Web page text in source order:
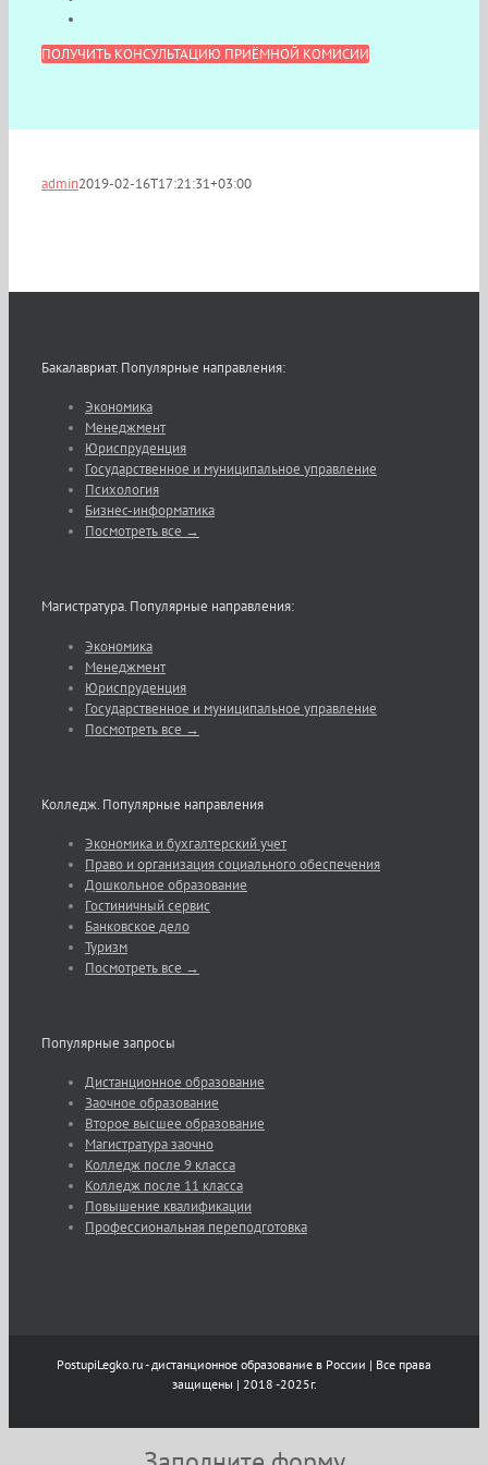
ПОЛУЧИТЬ КОНСУЛЬТАЦИЮ ПРИЁМНОЙ КОМИСИИ
admin2019-02-16T17:21:31+03:00
Бакалавриат. Популярные направления:
Экономика
Менеджмент
Юриспруденция
Государственное и муниципальное управление
Психология
Бизнес-информатика
Посмотреть все →
Магистратура. Популярные направления:
Экономика
Менеджмент
Юриспруденция
Государственное и муниципальное управление
Посмотреть все →
Колледж. Популярные направления
Экономика и бухгалтерский учет
Право и организация социального обеспечения
Дошкольное образование
Гостиничный сервис
Банковское дело
Туризм
Посмотреть все →
Популярные запросы
Дистанционное образование
Заочное образование
Второе высшее образование
Магистратура заочно
Колледж после 9 класса
Колледж после 11 класса
Повышение квалификации
Профессиональная переподготовка
PostupiLegko.ru - дистанционное образование в России | Все права
защищены | 2018 -2025г.